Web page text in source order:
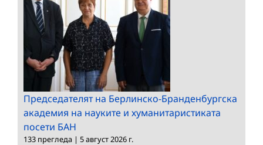
Председателят на Берлинско-Бранденбургска
академия на науките и хуманитаристиката
посети БАН
133 прегледа | 5 август 2026 г.